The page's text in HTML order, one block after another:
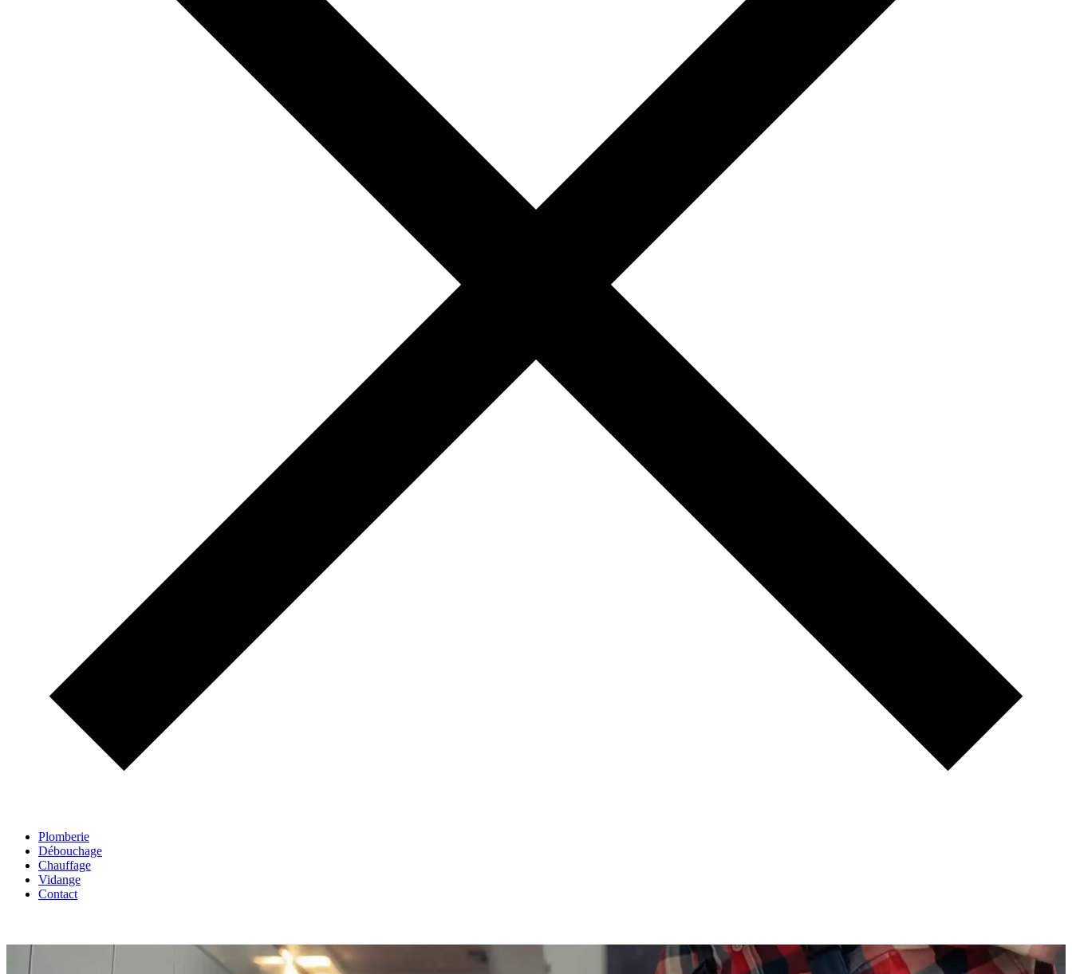
Plomberie
Débouchage
Chauffage
Vidange
Contact